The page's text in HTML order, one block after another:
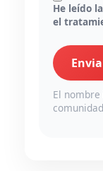
He leído la
el
El